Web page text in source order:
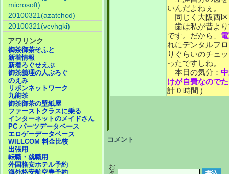
いんだよねぇ。
同じく大阪西区
歯は私が昔より
です。だから、
れにデンタルフ
りぐらいのチェ
ったですしね。
本日の気分：
けが自費なので
計 0 時間 )
コメント
お
microsoft)
20100321(azatchcd)
20100321(vcvhgki)
アワリンク
御茶御茶そふと
新着情報
新着ろぐせえぶ
御茶義理の人ぶろぐ
のえみ
リボンネットワーク
九能茶
御茶御茶の壁紙屋
ファーストクラスに乗る
インターネットのメイドさん
PC パーツデータベース
エロゲーデータベース
WILLCOM 料金比較
出張用
転職・就職用
外国格安ホテル予約
海外格安航空券予約